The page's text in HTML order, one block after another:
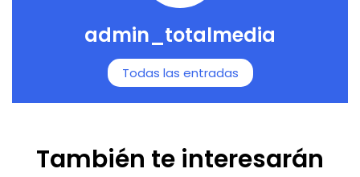
admin_totalmedia
Todas las entradas
También te interesarán